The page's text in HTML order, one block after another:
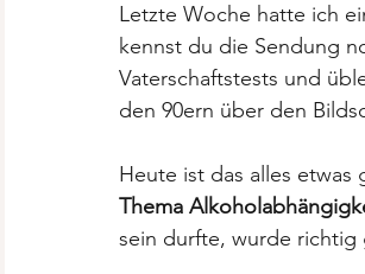
Letzte Woche hatte ich
kennst du die Sendung
Vaterschaftstests und
den 90ern über den
Heute ist das alles
Thema
sein durfte, wurde richtig